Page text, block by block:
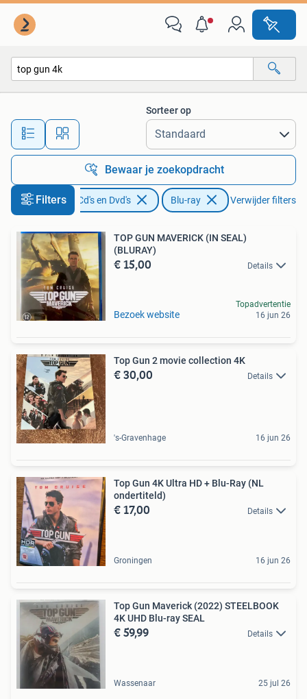
Alle afstanden…
Sorteer op
Bewaar je zoekopdracht
Filters Cd's en Dvd's Blu-ray Verwijder filters
TOP GUN MAVERICK (IN SEAL)
(BLURAY)
€ 15,00 Details
Bezoek website
Topadvertentie
16 jun 26
Top Gun 2 movie collection 4K
€ 30,00 Details
's-Gravenhage 16 jun 26
Top Gun 4K Ultra HD + Blu-Ray (NL
ondertiteld)
€ 17,00 Details
Groningen 16 jun 26
Top Gun Maverick (2022) STEELBOOK
4K UHD Blu-ray SEAL
€ 59,99 Details
Wassenaar 25 jul 26